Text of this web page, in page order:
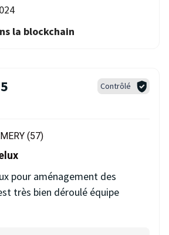
la blockchain
5 Contrôlé
(57)
pour aménagement des
très bien déroulé équipe